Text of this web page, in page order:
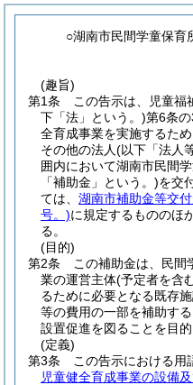
○湖南市民間学童保育
(趣旨)
第1条
この告示は、児童福
下「法」という。)第6条
全育成事業を実施するた
その他の法人(以下「法人
囲内において湖南市民間
「補助金」という。)を交
ては、 湖南市補助金等交付
号。)に規定するもののほ
る。
(目的)
第2条
この補助金は、民間
業の運営主体(予定者を含
るために必要となる既存
等の費用の一部を補助す
設置促進を図ることを目的
(定義)
第3条
この告示における用
児童健全育成事業の設備